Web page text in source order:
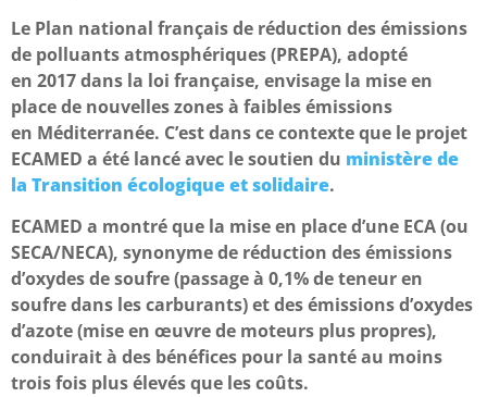
Le Plan national français de réduction des émissions
de polluants atmosphériques (PREPA), adopté
en 2017 dans la loi française, envisage la mise en
place de nouvelles zones à faibles émissions
en Méditerranée. C’est dans ce contexte que le projet
ECAMED a été lancé avec le soutien du ministère de
la Transition écologique et solidaire.
ECAMED a montré que la mise en place d’une ECA (ou
SECA/NECA), synonyme de réduction des émissions
d’oxydes de soufre (passage à 0,1% de teneur en
soufre dans les carburants) et des émissions d’oxydes
d’azote (mise en œuvre de moteurs plus propres),
conduirait à des bénéfices pour la santé au moins
trois fois plus élevés que les coûts.